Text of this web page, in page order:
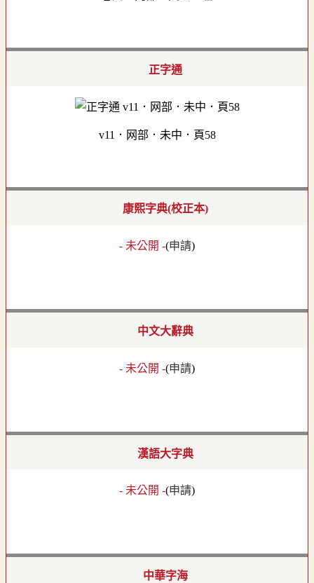
正字通
v11．网部．未中．頁58
康熙字典(校正本)
- 未公開 -(申請)
中文大辭典
- 未公開 -(申請)
漢語大字典
- 未公開 -(申請)
中華字海